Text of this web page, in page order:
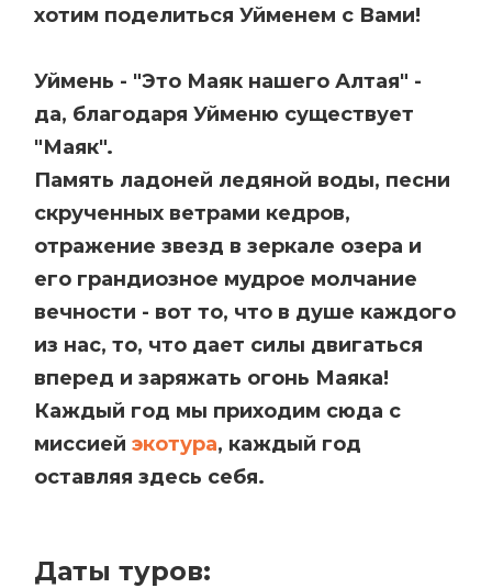
хотим поделиться Уйменем с Вами!
Уймень - "Это Маяк нашего Алтая" -
да, благодаря Уйменю существует
"Маяк".
Память ладоней ледяной воды, песни
скрученных ветрами кедров,
отражение звезд в зеркале озера и
его грандиозное мудрое молчание
вечности - вот то, что в душе каждого
из нас, то, что дает силы двигаться
вперед и заряжать огонь Маяка!
Каждый год мы приходим сюда с
миссией экотура, каждый год
оставляя здесь себя.
Даты туров: